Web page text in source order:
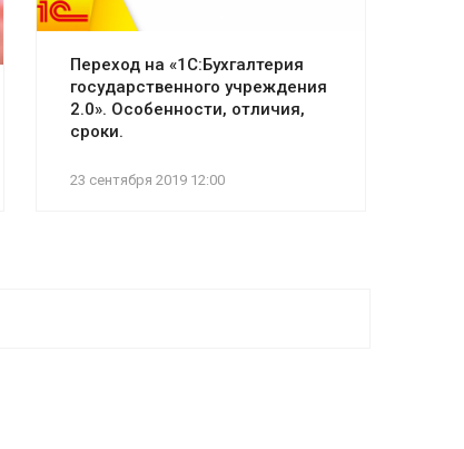
Переход на «1С:Бухгалтерия
государственного учреждения
2.0». Особенности, отличия,
сроки.
23 сентября 2019 12:00